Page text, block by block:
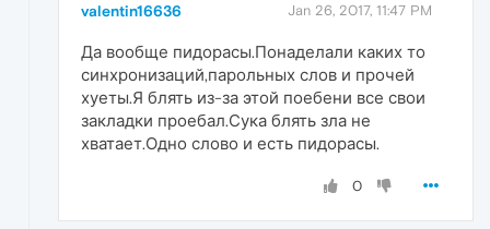
valentin16636 Jan 26, 2017, 11:47 PM
Да вообще пидорасы.Понаделали каких то
синхронизаций,парольных слов и прочей
хуеты.Я блять из-за этой поебени все свои
закладки проебал.Сука блять зла не
хватает.Одно слово и есть пидорасы.
0